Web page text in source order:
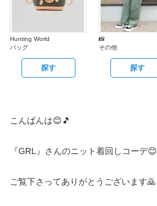
Hunting World
バッグ
探す
📸
その他
探す
こんばんは😊🎵
『GRL』さんのニット着回しコーデ😊
ご覧下さってありがとうございます🙇